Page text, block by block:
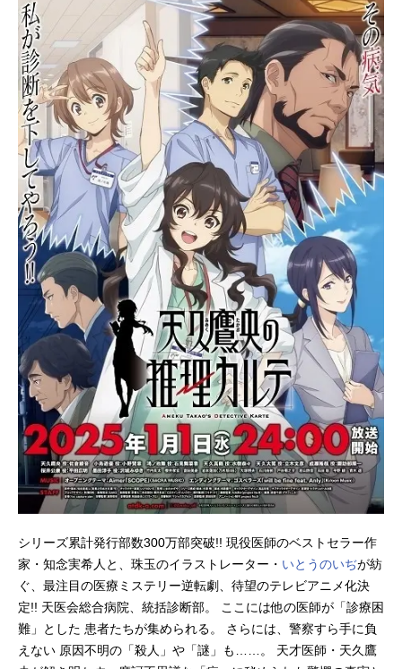
様、悪役令嬢として立ち振る舞おう
とするグレイス＝憲三郎。だが、自
身の経験値からアンナを包み込むよ
うな親目線発言と庶民的な言動を優
雅なものに自動変換する能力【優雅
変換（エレガントチート）】が相ま
って自身の評価が爆上がり！さらに
意図せずゲーム攻略対象のイケメン
たちとフラグが立ちまくりで！？異
世界で生き抜くための武器は剣！？
魔法！？いいえ、社会で培ったおじ
さんスキルです！！おじさん×異世界
転生×悪役令嬢でお届けするほのぼの
コメディ、堂々開幕（スタート）！
作品名悪役令嬢転生おじさん放送形
態TVアニメスケジュール2025年1月9
日（木）～2025年3月27日（木）MB
S・TBS系28局にて話数全12話キャ
スト屯田林憲三郎：井上和彦グレイ
ス・オーヴェルヌ：M・A・Oアン
ナ・ドール：関根明良ヴィルジー
ル・ヴィエルジ：石川界人リシャー
ル・ヴェルソー：梅原裕一郎オーギ
ュス...
シリーズ累計発行部数300万部突破!! 現役医師のベストセラー作
家・知念実希人と、珠玉のイラストレーター・ いとうのいぢが紡
ぐ、最注目の医療ミステリー逆転劇、待望のテレビアニメ化決
定!! 天医会総合病院、統括診断部。 ここには他の医師が「診療困
難」とした 患者たちが集められる。 さらには、警察すら手に負
えない 原因不明の「殺人」や「謎」も……。 天才医師・天久鷹